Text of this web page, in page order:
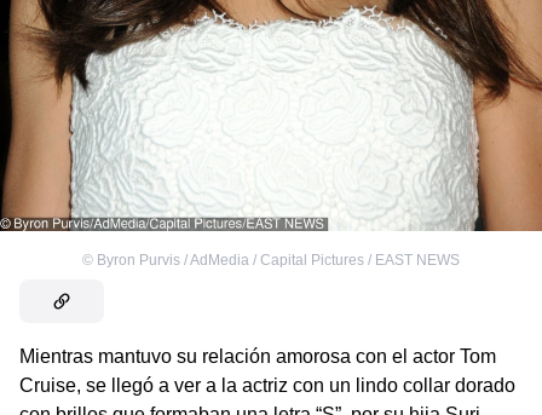
© Byron Purvis / AdMedia / Capital Pictures / EAST NEWS
Mientras mantuvo su relación amorosa con el actor Tom
Cruise, se llegó a ver a la actriz con un lindo collar dorado